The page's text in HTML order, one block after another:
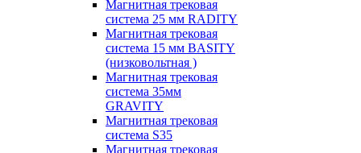
Магнитная трековая
система 25 мм RADITY
Магнитная трековая
система 15 мм BASITY
(низковольтная )
Магнитная трековая
система 35мм
GRAVITY
Магнитная трековая
система S35
Магнитная трековая